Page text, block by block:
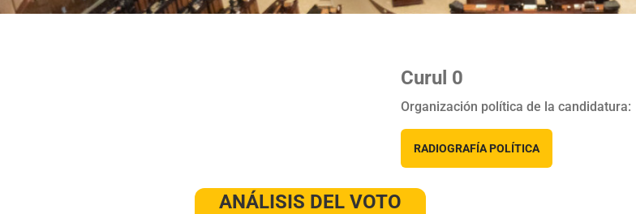
Curul 0
Organización política de la candidatura:
RADIOGRAFÍA POLÍTICA
ANÁLISIS DEL VOTO